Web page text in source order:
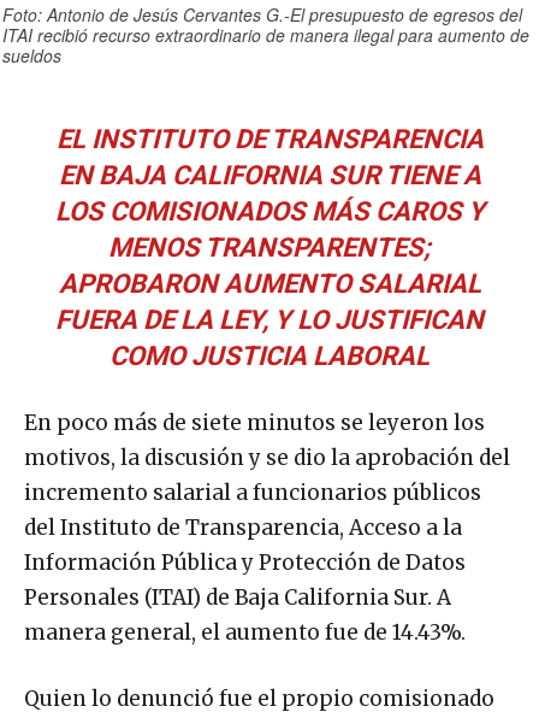
Foto: Antonio de Jesús Cervantes G.-El presupuesto de egresos del
ITAI recibió recurso extraordinario de manera ilegal para aumento de
sueldos
EL INSTITUTO DE TRANSPARENCIA
EN BAJA CALIFORNIA SUR TIENE A
LOS COMISIONADOS MÁS CAROS Y
MENOS TRANSPARENTES;
APROBARON AUMENTO SALARIAL
FUERA DE LA LEY, Y LO JUSTIFICAN
COMO JUSTICIA LABORAL
En poco más de siete minutos se leyeron los
motivos, la discusión y se dio la aprobación del
incremento salarial a funcionarios públicos
del Instituto de Transparencia, Acceso a la
Información Pública y Protección de Datos
Personales (ITAI) de Baja California Sur. A
manera general, el aumento fue de 14.43%.
Quien lo denunció fue el propio comisionado